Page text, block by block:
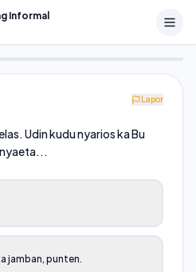
Informal
Lapor
Udin kudu nyarios ka Bu
jamban, punten.